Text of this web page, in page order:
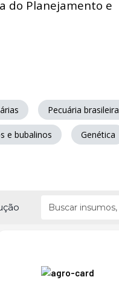
do Planejamento e
Pecuária brasileira
e bubalinos Genética